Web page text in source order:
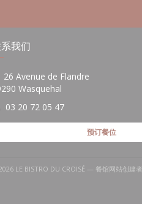
我们
26 Avenue de Flandre
Wasquehal
03 20 72 05 47
预订餐位
LE BISTRO DU CROISÉ — 餐馆网站创建者